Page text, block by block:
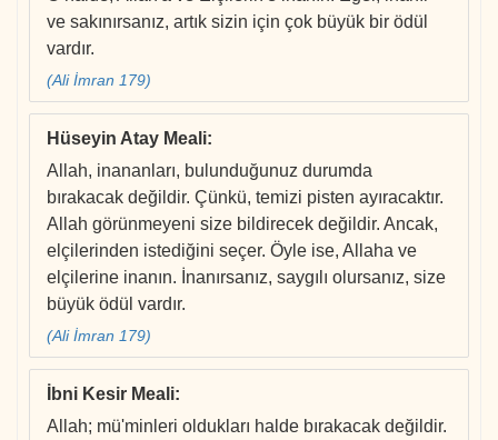
ve sakınırsanız, artık sizin için çok büyük bir ödül
vardır.
(Ali İmran 179)
Hüseyin Atay Meali:
Allah, inananları, bulunduğunuz durumda
bırakacak değildir. Çünkü, temizi pisten ayıracaktır.
Allah görünmeyeni size bildirecek değildir. Ancak,
elçilerinden istediğini seçer. Öyle ise, Allaha ve
elçilerine inanın. İnanırsanız, saygılı olursanız, size
büyük ödül vardır.
(Ali İmran 179)
İbni Kesir Meali:
Allah; mü'minleri oldukları halde bırakacak değildir.